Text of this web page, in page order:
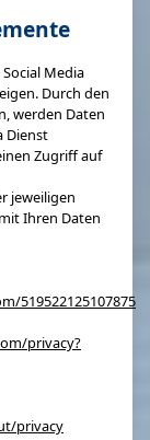
Media
Durch den
werden Daten
Dienst
Zugriff auf
jeweiligen
Ihren Daten
519522125107875
privacy?
privacy